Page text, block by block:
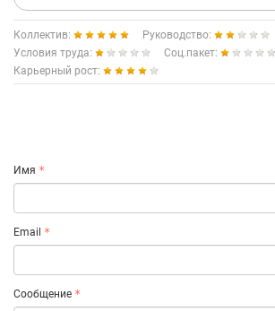
Коллектив:
Руководство:
Условия труда:
Соц.пакет:
Карьерный рост:
Имя
Email
Сообщение